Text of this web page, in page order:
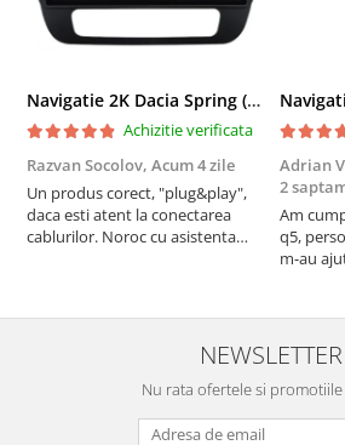
Navigatie 2K Dacia Spring (2021- Prezent), Android, S-Quadcore / 4GB RAM + 64GB ROM, 9.5 Inch - AD-BGS90042K+AD-BGRKIT366V4s
Achizitie verificata
Razvan Socolov, Acum 4 zile
Un produs corect, "plug&play",
daca esti atent la conectarea
cablurilor. Noroc cu asistenta
atras atentia ca nu era conectat
cablul de video de la camera
Adrian
2
Am
q5,
m-au
tehnic,
la ei și
NEWSLETTER
Nu rata ofertele si